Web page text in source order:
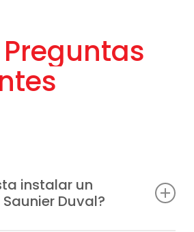
Preguntas
instalar un
Duval?